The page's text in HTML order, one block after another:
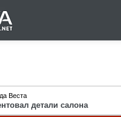
Веста
детали салона